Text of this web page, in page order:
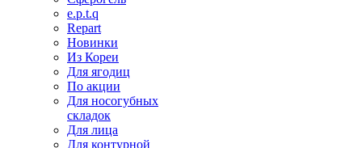
e.p.t.q
Repart
Новинки
Из Кореи
Для ягодиц
По акции
Для носогубных
складок
Для лица
Для контурной